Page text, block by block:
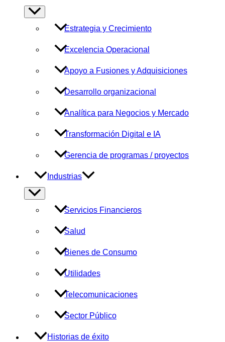
Alternar
menú
Estrategia y Crecimiento
Excelencia Operacional
Apoyo a Fusiones y Adquisiciones
Desarrollo organizacional
Analítica para Negocios y Mercado
Transformación Digital e IA
Gerencia de programas / proyectos
Industrias
Alternar
menú
Servicios Financieros
Salud
Bienes de Consumo
Utilidades
Telecomunicaciones
Sector Público
Historias de éxito